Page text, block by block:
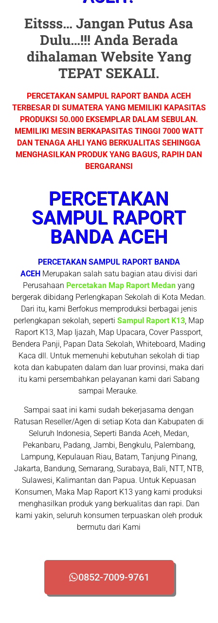
Eitsss… Jangan Putus Asa
Dulu…!!! Anda Berada
dihalaman Website Yang
TEPAT SEKALI.
PERCETAKAN SAMPUL RAPORT BANDA ACEH
TERBESAR DI SUMATERA YANG MEMILIKI KAPASITAS
PRODUKSI 50.000 EKSEMPLAR DALAM SEBULAN.
MEMILIKI MESIN BERKAPASITAS TINGGI 7000 WATT
DAN TENAGA AHLI YANG BERKUALITAS SEHINGGA
MENGHASILKAN PRODUK YANG BAGUS, RAPIH DAN
BERGARANSI
PERCETAKAN
SAMPUL RAPORT
BANDA ACEH
PERCETAKANSAMPUL RAPORT BANDA
ACEH Merupakan salah satu bagian atau divisi dari
Perusahaan Percetakan Map Raport Medan yang
bergerak dibidang Perlengkapan Sekolah di Kota Medan.
Dari itu, kami Berfokus memproduksi berbagai jenis
perlengkapan sekolah, sepertiSampul Raport K13 , Map
Raport K13, Map Ijazah, Map Upacara, Cover Passport,
Bendera Panji, Papan Data Sekolah, Whiteboard, Mading
Kaca dll. Untuk memenuhi kebutuhan sekolah di tiap
kota dan kabupaten dalam dan luar provinsi, maka dari
itu kami persembahkan pelayanan kami dari Sabang
sampai Merauke.
Sampai saat ini kami sudah bekerjasama dengan
Ratusan Reseller/Agen di setiap Kota dan Kabupaten di
Seluruh Indonesia, Seperti Banda Aceh, Medan,
Pekanbaru, Padang, Jambi, Bengkulu, Palembang,
Lampung, Kepulauan Riau, Batam, Tanjung Pinang,
Jakarta, Bandung, Semarang, Surabaya, Bali, NTT, NTB,
Sulawesi, Kalimantan dan Papua. Untuk Kepuasan
Konsumen, Maka Map Raport K13 yang kami produksi
menghasilkan produk yang berkualitas dan rapi. Dan
kami yakin, seluruh konsumen terpuaskan oleh produk
bermutu dari Kami
0852-7009-9761